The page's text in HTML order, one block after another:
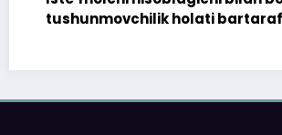
holati bartaraf qilindi